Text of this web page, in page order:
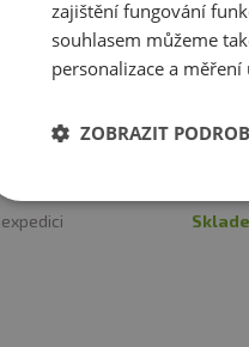
pohankové
Country
zajištění fungování
souhlasem můžeme
personalizace a
ZOBRAZIT